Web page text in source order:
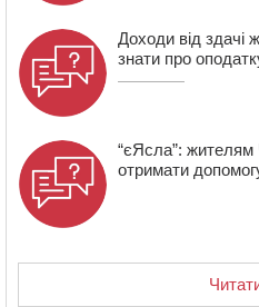
Доходи від здачі
знати про
“єЯсла”: жителям
отримати